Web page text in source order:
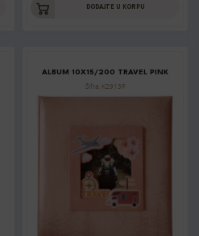
DODAJTE U KORPU
ALBUM 10X15/200 TRAVEL PINK
Šifra: K2913P